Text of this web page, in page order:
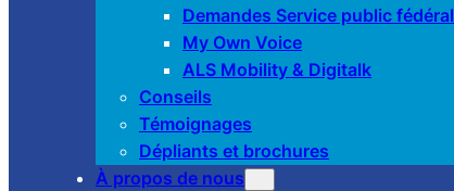
Demandes Service public fédéral
My Own Voice
ALS Mobility & Digitalk
Conseils
Témoignages
Dépliants et brochures
À propos de nous